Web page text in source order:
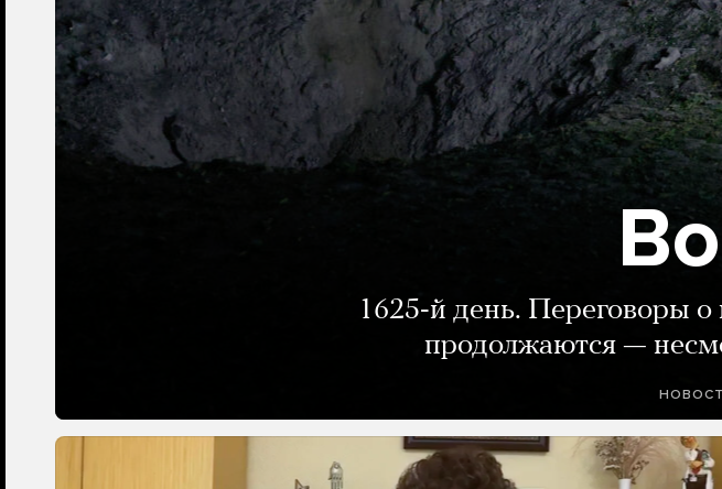
1625-й день. Переговоры о
продолжаются —